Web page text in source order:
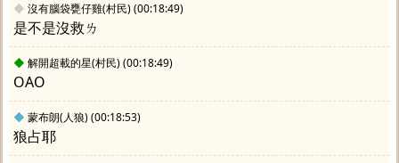
◆ 沒有腦袋甕仔雞(村民)(00:18:49)
是不是沒救ㄌ
◆ 解開超載的星(村民)(00:18:49)
OAO
◆ 蒙布朗(人狼)(00:18:53)
狼占耶